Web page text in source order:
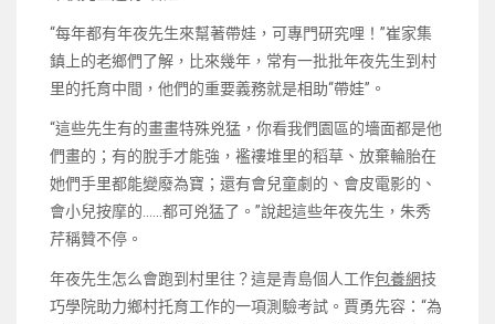
“每年都有年夜先生來幫著帶娃，可專門研究哩！”崔家集
鎮上的老鄉們了解，比來幾年，常有一批批年夜先生到村
里的托育中間，他們的重要義務就是相助“帶娃”。
“這些先生有的畫畫特殊兇猛，你看我們園區的墻面都是他
們畫的；有的脫手才能強，襤褸堆里的稻草、放棄輪胎在
她們手里都能變廢為寶；還有會兒童劇的、會皮電影的、
會小兒按摩的……都可兇猛了。”說起這些年夜先生，朱秀
芹稱贊不停。
年夜先生怎么會跑到村里往？這是青島個人工作包養網技
巧學院助力鄉村托育工作的一項測驗考試。賈勇先容：“為